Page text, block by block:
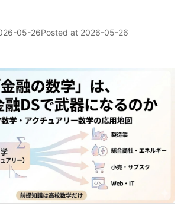
05-26Posted at 2026-05-26